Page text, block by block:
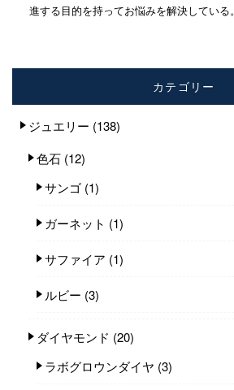
進する目的を持ってお悩みを解決している。
カテゴリー
ジュエリー (138)
色石 (12)
サンゴ (1)
ガーネット (1)
サファイア (1)
ルビー (3)
ダイヤモンド (20)
ラボグロウンダイヤ (3)